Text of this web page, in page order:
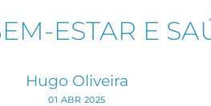
ESTAR E
Hugo Oliveira
01 ABR 2025